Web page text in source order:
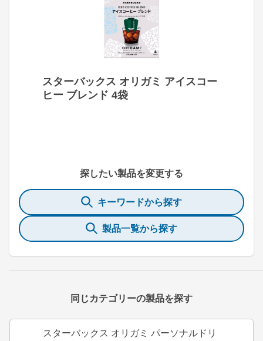
スターバックス オリガミ アイスコー
ヒー ブレンド 4袋
探したい製品を変更する
キーワードから探す
製品一覧から探す
同じカテゴリーの製品を探す
スターバックス オリガミ パーソナルドリ